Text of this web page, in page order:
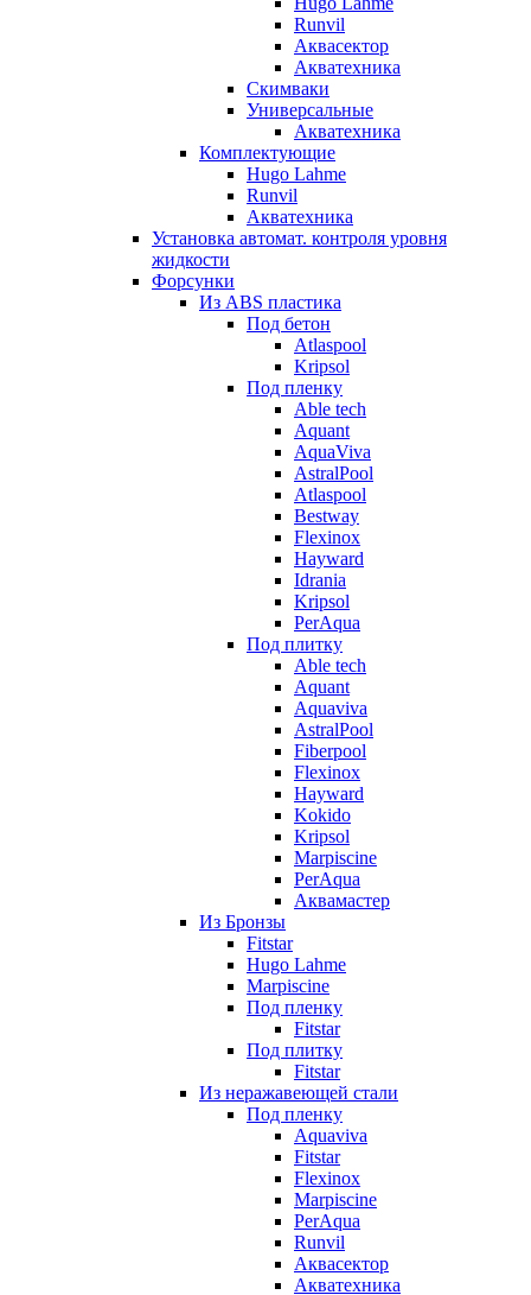
Runvil
Аквасектор
Акватехника
Скимваки
Универсальные
Акватехника
Комплектующие
Hugo Lahme
Runvil
Акватехника
Установка автомат. контроля уровня
жидкости
Форсунки
Из ABS пластика
Под бетон
Atlaspool
Kripsol
Под пленку
Able tech
Aquant
AquaViva
AstralPool
Atlaspool
Bestway
Flexinox
Hayward
Idrania
Kripsol
PerAqua
Под плитку
Able tech
Aquant
Aquaviva
AstralPool
Fiberpool
Flexinox
Hayward
Kokido
Kripsol
Marpiscine
PerAqua
Аквамастер
Из Бронзы
Fitstar
Hugo Lahme
Marpiscine
Под пленку
Fitstar
Под плитку
Fitstar
Из неражавеющей стали
Под пленку
Aquaviva
Fitstar
Flexinox
Marpiscine
PerAqua
Runvil
Аквасектор
Акватехника